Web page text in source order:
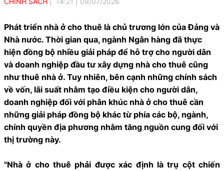
Phát triển nhà ở cho thuê là chủ trương lớn của Đảng và
Nhà nước. Thời gian qua, ngành Ngân hàng đã thực
hiện đồng bộ nhiều giải pháp để hỗ trợ cho người dân
và doanh nghiệp đầu tư xây dựng nhà cho thuê cũng
như thuê nhà ở. Tuy nhiên, bên cạnh những chính sách
về vốn, lãi suất nhằm tạo điều kiện cho người dân,
doanh nghiệp đối với phân khúc nhà ở cho thuê cần
những giải pháp đồng bộ khác từ phía các bộ, ngành,
chính quyền địa phương nhằm tăng nguồn cung đối với
thị trường này.
"Nhà ở cho thuê phải được xác định là trụ cột chiến